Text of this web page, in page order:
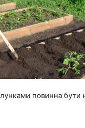
лунками повинна